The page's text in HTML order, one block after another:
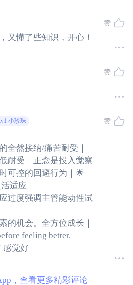
往往频繁、强烈且持续地感到自
以至于这种
心部分
响。
，一部分患者，尤其是症状发病
，且经历过多种治疗（心理治
）而效果不佳的患者，可能逐渐
者”的身份来解释当前的困难，并
益（secondary gains）。
又懂了些知识，开心！
赞
赞
小珍珠
全然接纳/痛苦耐受｜
耐受｜正念是投入觉察
可控的回避行为｜🌟
适应｜
过度强调主管能动性试
的机会。全方位成长｜
feeling better.
感觉好
赞
，查看更多精彩评论